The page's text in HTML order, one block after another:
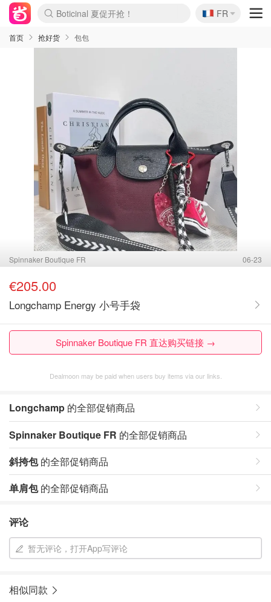
Boticinal 夏促开抢！
4折！lulu周四疯狂上新
还没结束！&OtherStories大促
Joybuy变相75折 随时失效
速领！Stanley独家85折
疑似霸哥！Camper额外叠85折
Zalando 奥莱闪促！每日更新
Moncler反季囤！5折起+叠9折
Coach Brooklyn仅€192
🇫🇷
FR
首页 抢好货 包包
Spinnaker Boutique FR 06-23
€205.00
Longchamp Energy 小号手袋
Spinnaker Boutique FR 直达购买链接 →
Dealmoon may be paid when users buy items via our links.
Longchamp 的全部促销商品
Spinnaker Boutique FR 的全部促销商品
斜挎包的全部促销商品
单肩包的全部促销商品
评论
暂无评论，打开App写评论
相似同款